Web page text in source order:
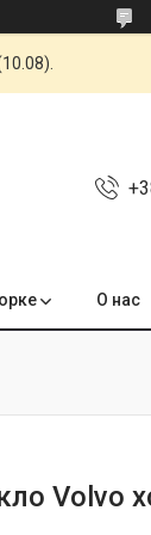
О нас
Volvo